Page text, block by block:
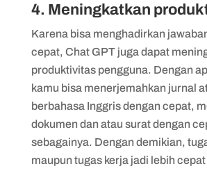
4. Meningkatkan
Karena bisa menghadirkan
cepat, Chat GPT juga dapat
produktivitas pengguna. Dengan
kamu bisa menerjemahkan jurnal
berbahasa Inggris dengan cepat,
dokumen dan atau surat dengan
sebagainya. Dengan demikian,
maupun tugas kerja jadi lebih